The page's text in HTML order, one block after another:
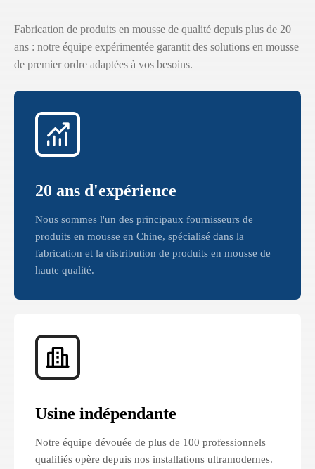
Fabrication de produits en mousse de qualité depuis plus de 20
ans : notre équipe expérimentée garantit des solutions en mousse
de premier ordre adaptées à vos besoins.
20 ans d'expérience
Nous sommes l'un des principaux fournisseurs de
produits en mousse en Chine, spécialisé dans la
fabrication et la distribution de produits en mousse de
haute qualité.
Usine indépendante
Notre équipe dévouée de plus de 100 professionnels
qualifiés opère depuis nos installations ultramodernes.